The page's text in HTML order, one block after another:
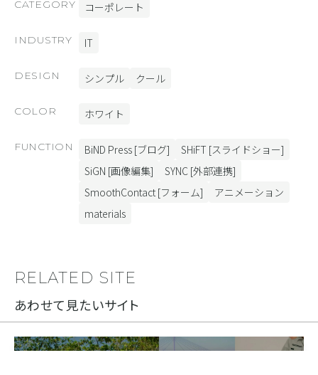
CATEGORY コーポレート
INDUSTRY IT
DESIGN シンプル クール
COLOR ホワイト
FUNCTION BiND Press [ブログ]
SHiFT [スライドショー]
SiGN [画像編集]
SYNC [外部連携]
SmoothContact [フォーム]
アニメーション
materials
RELATED SITE
あわせて見たいサイト